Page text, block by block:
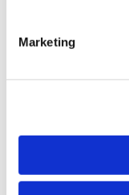
Marketing